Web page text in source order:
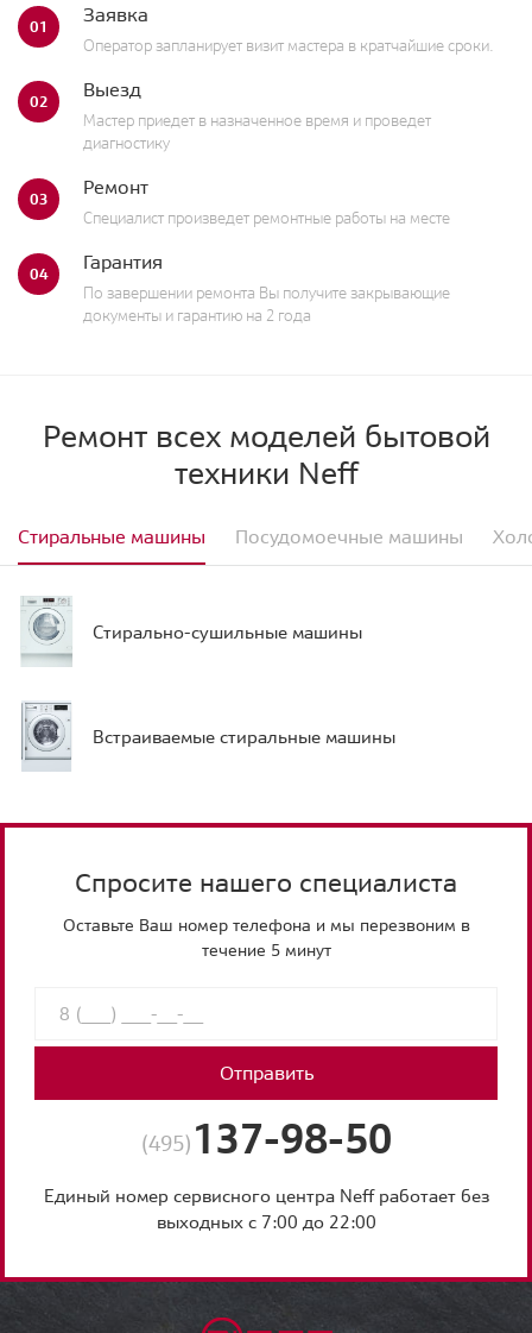
01 Заявка
Оператор запланирует визит мастера в кратчайшие сроки.
02 Выезд
Мастер приедет в назначенное время и проведет
диагностику
03 Ремонт
Специалист произведет ремонтные работы на месте
04 Гарантия
По завершении ремонта Вы получите закрывающие
документы и гарантию на 2 года
Ремонт всех моделей бытовой
техники Neff
Стиральные машины Посудомоечные машины
Стирально-сушильные машины
Встраиваемые стиральные машины
Спросите нашего специалиста
Оставьте Ваш номер телефона и мы перезвоним в
течение 5 минут
Отправить
(495) 137-98-50
Единый номер сервисного центра Neff работает без
выходных с 7:00 до 22:00